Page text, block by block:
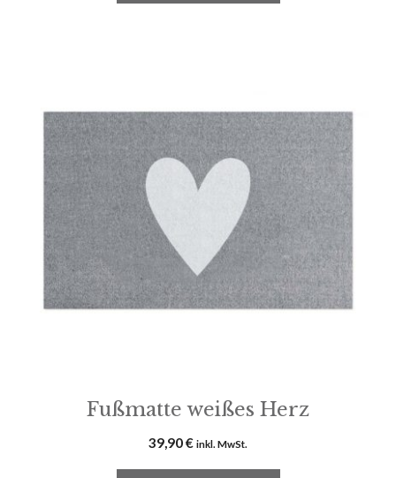
Fußmatte weißes Herz
39,90€ inkl. MwSt.